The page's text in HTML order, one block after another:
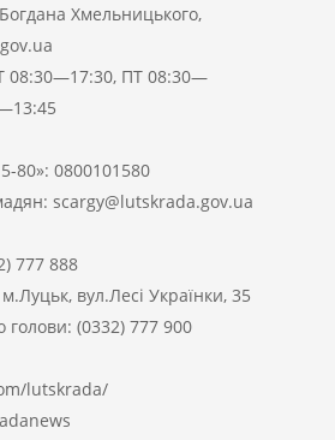
Хмельницького,
08:30—17:30, ПТ 08:30—
80»: 0800101580
scargy@lutskrada.gov.ua
777 888
вул.Лесі Українки, 35
голови: (0332) 777 900
lutskrada/